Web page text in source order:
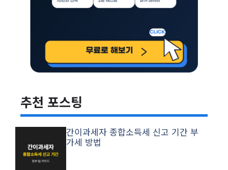
추천 포스팅
간이과세자 종합소득세 신고 기간 부
가세 방법